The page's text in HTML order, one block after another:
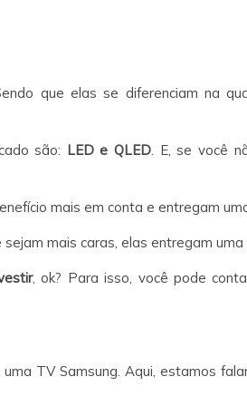
que elas se diferenciam na
são: LED e QLED. E, se você
mais em conta e entregam
mais caras, elas entregam uma
, ok? Para isso, você pode
TV Samsung. Aqui, estamos